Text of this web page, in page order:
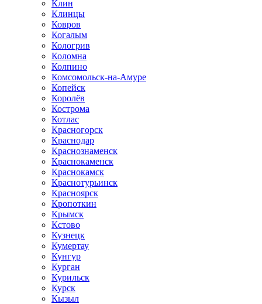
Клин
Клинцы
Ковров
Когалым
Кологрив
Коломна
Колпино
Комсомольск-на-Амуре
Копейск
Королёв
Кострома
Котлас
Красногорск
Краснодар
Краснознаменск
Краснокаменск
Краснокамск
Краснотурьинск
Красноярск
Кропоткин
Крымск
Кстово
Кузнецк
Кумертау
Кунгур
Курган
Курильск
Курск
Кызыл